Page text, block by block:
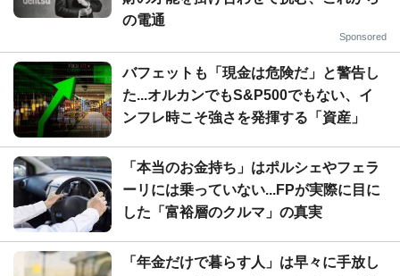
の電通
Sponsored
バフェットも「現金は危険だ」と警告し
た...オルカンでもS&P500でもない、イ
ンフレ時こそ強さを発揮する「資産」
「本当のお金持ち」はポルシェやフェラ
ーリには乗っていない...FPが実際に目に
した「富裕層のクルマ」の真実
「年金だけで暮らす人」は早々に手放し